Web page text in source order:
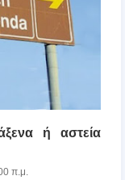
ή αστεία
π.μ.